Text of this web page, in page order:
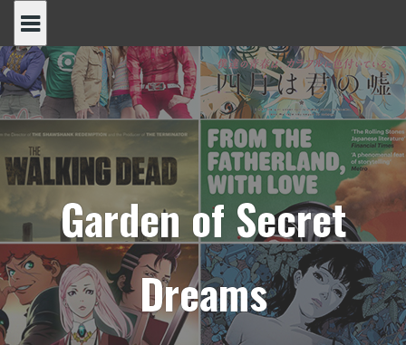
content
Garden of Secret
Dreams